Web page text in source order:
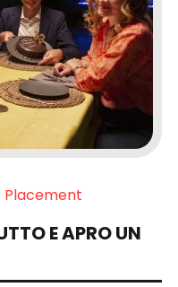
E APRO UN